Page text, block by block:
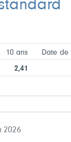
10 ans Date de
2,41
2026